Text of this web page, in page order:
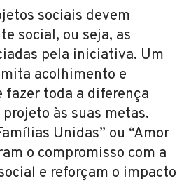
sociais devem
social, ou seja, as
pela iniciativa. Um
acolhimento e
fazer toda a diferença
às suas metas.
Unidas” ou “Amor
o compromisso com a
e reforçam o impacto